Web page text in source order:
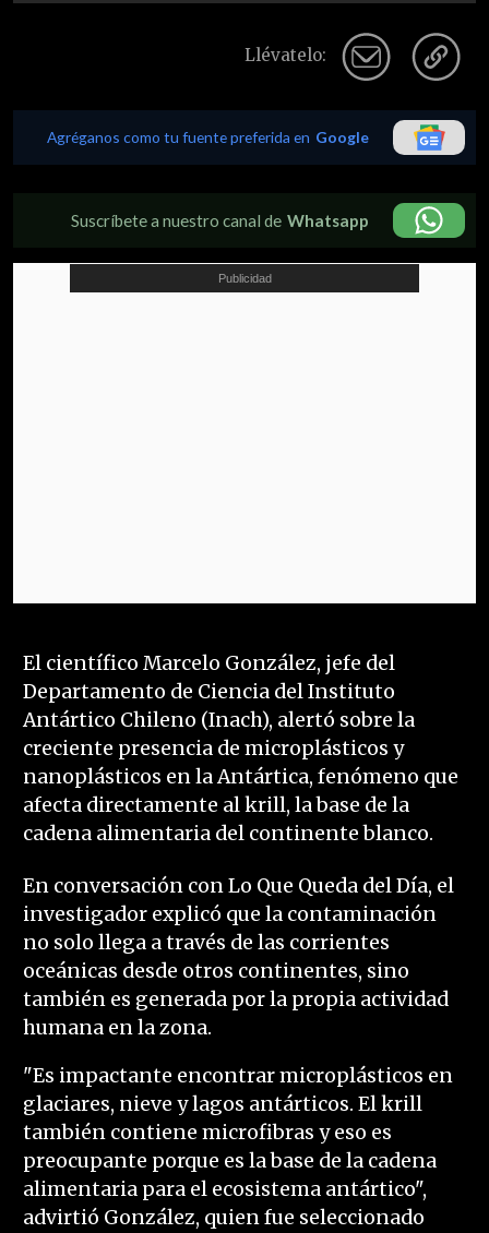
Llévatelo:
Agréganos como tu fuente preferida en Google
Suscríbete a nuestro canal de Whatsapp
El científico Marcelo González, jefe del
Departamento de Ciencia del Instituto
Antártico Chileno (Inach), alertó sobre la
creciente presencia de microplásticos y
nanoplásticos en la Antártica, fenómeno que
afecta directamente al krill, la base de la
cadena alimentaria del continente blanco.
En conversación con Lo Que Queda del Día, el
investigador explicó que la contaminación
no solo llega a través de las corrientes
oceánicas desde otros continentes, sino
también es generada por la propia actividad
humana en la zona.
"Es impactante encontrar microplásticos en
glaciares, nieve y lagos antárticos. El krill
también contiene microfibras y eso es
preocupante porque es la base de la cadena
alimentaria para el ecosistema antártico",
advirtió González, quien fue seleccionado